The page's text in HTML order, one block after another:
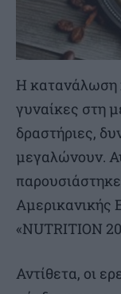
Η κατανάλωση
γυναίκες στη
δραστήριες,
μεγαλώνουν.
Αμερικανικής
«NUTRITION
Αντίθετα, οι